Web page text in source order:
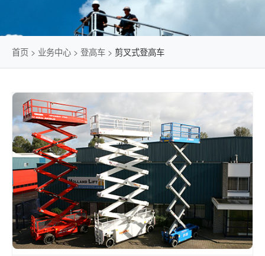
简易升降机解决方案
传统仓储物流
石油化工行业
冷链行业
发展历程
联系我们
首页 > 业务中心 > 登高车 > 剪叉式登高车